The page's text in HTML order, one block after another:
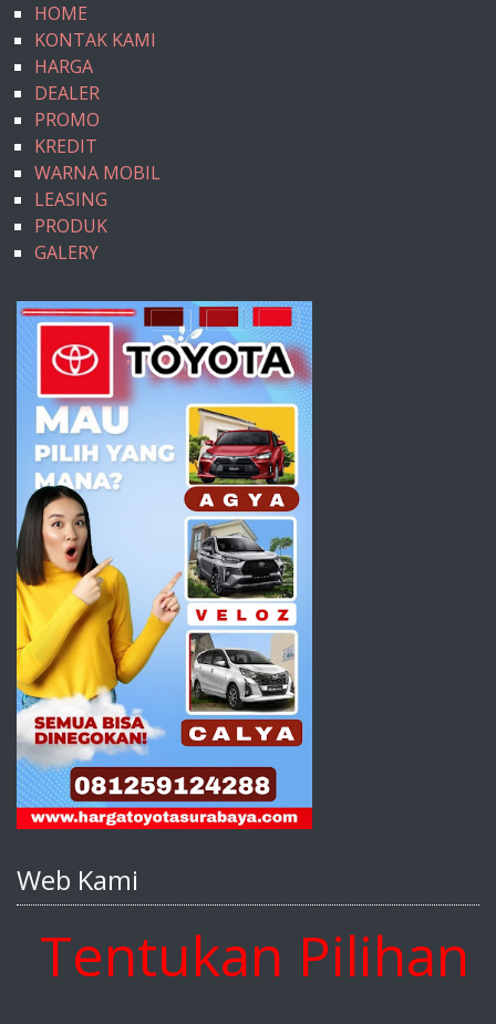
HOME
KONTAK KAMI
HARGA
DEALER
PROMO
KREDIT
WARNA MOBIL
LEASING
PRODUK
GALERY
Web Kami
Pilihan